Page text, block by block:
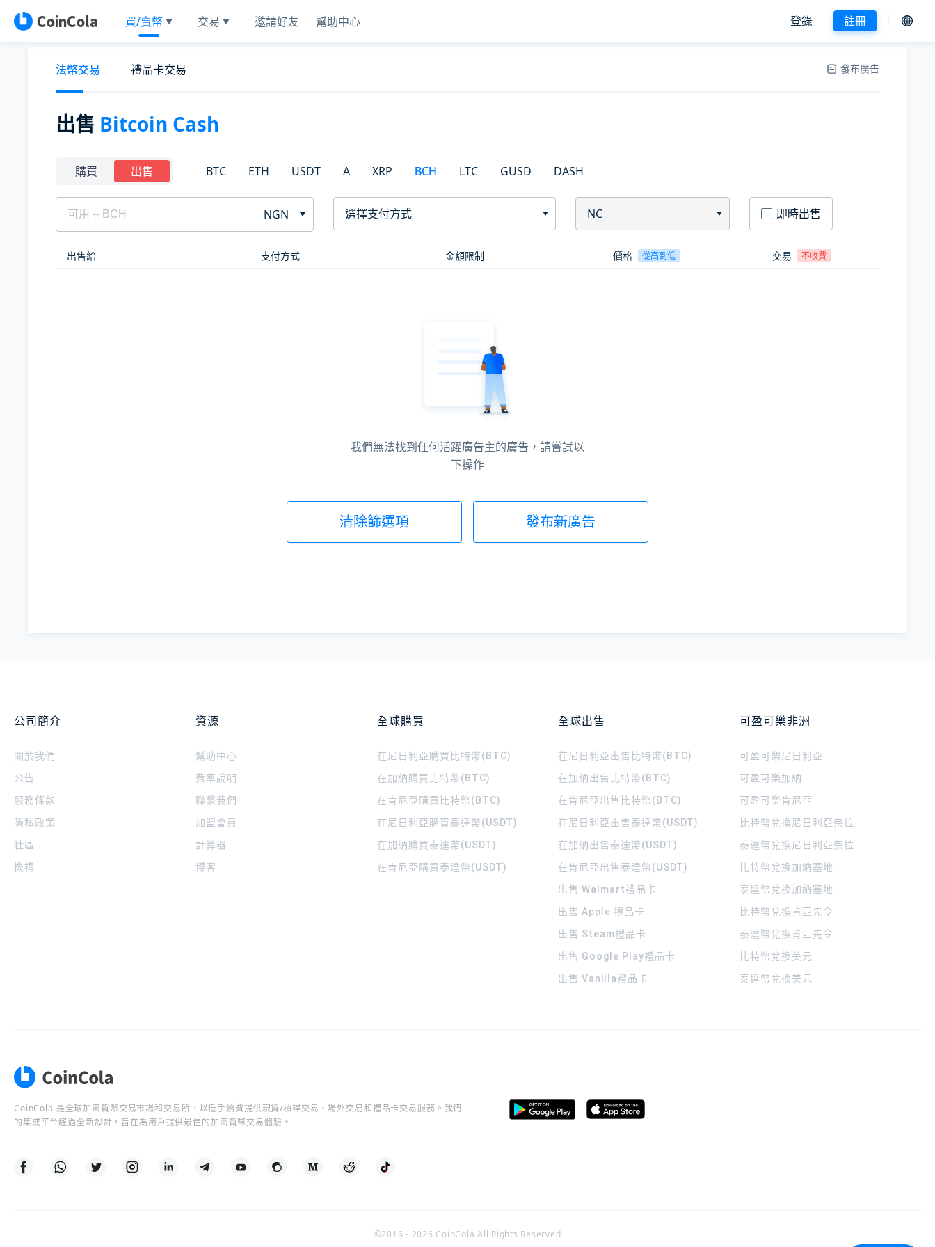
買/賣幣 交易 邀請好友 幫助中心 登錄 註冊
法幣交易 禮品卡交易 發布廣告
出售 Bitcoin Cash
購買 出售 BTC ETH USDT A XRP BCH LTC GUSD DASH
NGN 選擇支付方式 NC 即時出售
出售給 支付方式 金額限制 價格 從高到低 交易 不收費
我們無法找到任何活躍廣告主的廣告，請嘗試以
下操作
清除篩選項 發布新廣告
公司簡介
關於我們
公告
服務條款
隱私政策
社區
機構
資源
幫助中心
費率說明
聯繫我們
加盟會員
計算器
博客
全球購買
在尼日利亞購買比特幣(BTC)
在加納購買比特幣(BTC)
在肯尼亞購買比特幣(BTC)
在尼日利亞購買泰達幣(USDT)
在加納購買泰達幣(USDT)
在肯尼亞購買泰達幣(USDT)
全球出售
在尼日利亞出售比特幣(BTC)
在加納出售比特幣(BTC)
在肯尼亞出售比特幣(BTC)
在尼日利亞出售泰達幣(USDT)
在加納出售泰達幣(USDT)
在肯尼亞出售泰達幣(USDT)
出售 Walmart禮品卡
出售 Apple 禮品卡
出售 Steam禮品卡
出售 Google Play禮品卡
出售 Vanilla禮品卡
可盈可樂非洲
可盈可樂 尼日利亞
可盈可樂加納
可盈可樂肯尼亞
比特幣兌換尼日利亞奈拉
泰達幣兌換尼日利亞奈拉
比特幣兌換加納塞地
泰達幣兌換加納塞地
比特幣兌換肯亞先令
泰達幣兌換肯亞先令
比特幣兌換美元
泰達幣兌換美元
CoinCola 是全球加密貨幣交易市場和交易所，以低手續費提供現貨/槓桿交易、場外交易和禮品卡交易服務。我們
的集成平台經過全新設計，旨在為用戶提供最佳的加密貨幣交易體驗。
©2016 - 2026 CoinCola All Rights Reserved